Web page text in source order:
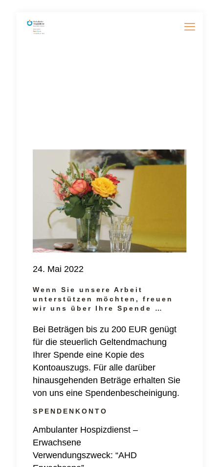
24. Mai 2022
Wenn Sie unsere Arbeit
unterstützen möchten, freuen
wir uns über Ihre Spende …
Bei Beträgen bis zu 200 EUR genügt
für die steuerlich Geltendmachung
Ihrer Spende eine Kopie des
Kontoauszugs. Für alle darüber
hinausgehenden Beträge erhalten Sie
von uns eine Spendenbescheinigung.
SPENDENKONTO
Ambulanter Hospizdienst –
Erwachsene
Verwendungszweck: “AHD